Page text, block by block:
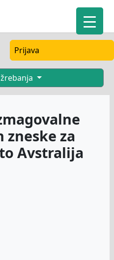
Prijava
zneske za
Avstralija